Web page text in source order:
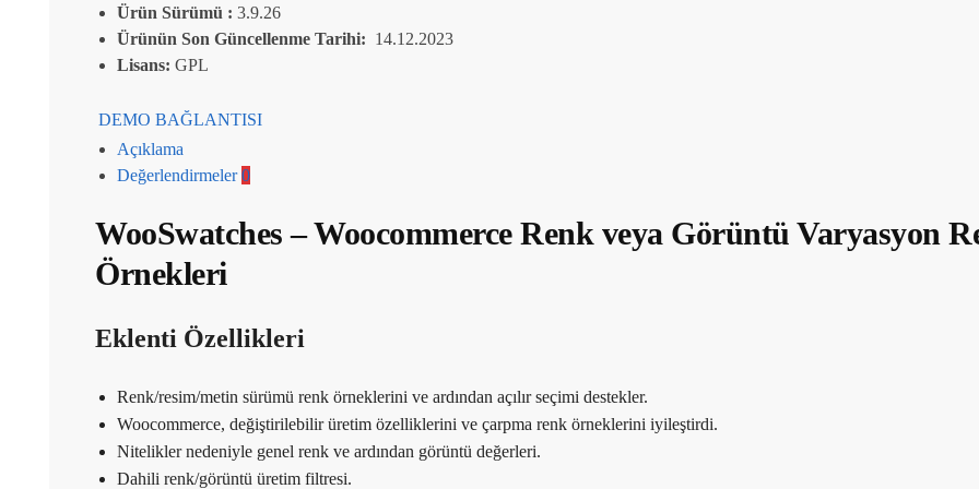
Ürün Sürümü : 3.9.26
Ürünün Son Güncellenme Tarihi: 14.12.2023
Lisans: GPL
DEMO BAĞLANTISI
Açıklama
Değerlendirmeler0
WooSwatches – Woocommerce Renk veya Görüntü Varyasyon
Örnekleri
Eklenti Özellikleri
Renk/resim/metin sürümü renk örneklerini ve ardından açılır seçimi destekler.
Woocommerce, değiştirilebilir üretim özelliklerini ve çarpma renk örneklerini iyileştirdi.
Nitelikler nedeniyle genel renk ve ardından görüntü değerleri.
Dahili renk/görüntü üretim filtresi.